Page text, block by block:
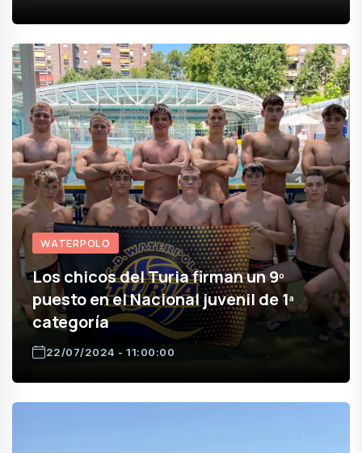
WATERPOLO
Los chicos del Turia firman un 9º
puesto en el Nacional juvenil de 1ª
categoría
22/07/2024 - 11:00:00